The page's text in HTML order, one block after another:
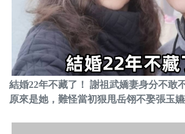
結婚22年不藏了！ 謝祖武嬌妻身分不敢
原來是她，難怪當初狠甩岳翎不娶張玉